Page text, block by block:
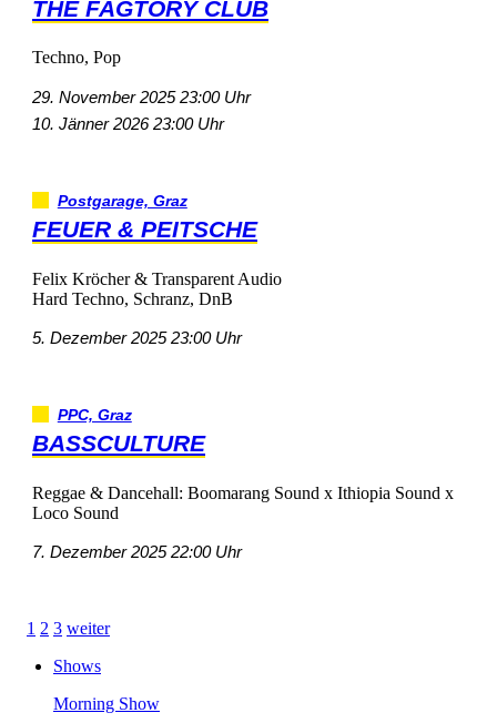
THEFAGTORYCLUB
Techno,Pop
29.November202523:00Uhr
10.Jänner202623:00Uhr
Postgarage,Graz
FEUER&PEITSCHE
FelixKröcher&TransparentAudio
HardTechno,Schranz,DnB
5.Dezember202523:00Uhr
PPC,Graz
BASSCULTURE
Reggae&Dancehall:BoomarangSoundxIthiopiaSoundx
LocoSound
7.Dezember202522:00Uhr
1 2 3 weiter
Shows
MorningShow